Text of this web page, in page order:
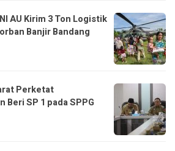
AU Kirim 3 Ton Logistik
Banjir Bandang
Perketat
Beri SP 1 pada SPPG